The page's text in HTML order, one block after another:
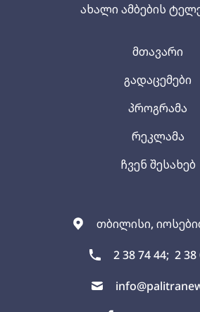
ახალი ამბების
თბილისი,
2 38 74 44; 2 38
მთავარი
გადაცემები
პროგრამა
რეკლამა
ჩვენ შესახებ